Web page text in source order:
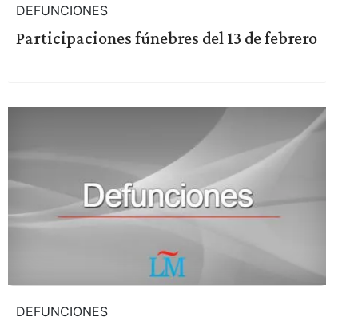
DEFUNCIONES
Participaciones fúnebres del 13 de febrero
DEFUNCIONES